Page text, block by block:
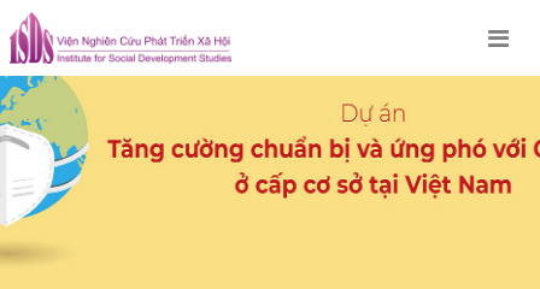
Skip
to
content